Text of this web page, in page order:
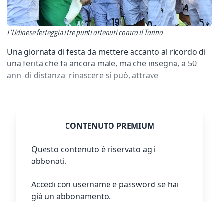
L’Udinese festeggia i tre punti ottenuti contro il Torino
Una giornata di festa da mettere accanto al ricordo di
una ferita che fa ancora male, ma che insegna, a 50
anni di distanza: rinascere si può, attrave
CONTENUTO PREMIUM
Questo contenuto è riservato agli
abbonati.
Accedi con username e password se hai
già un abbonamento.